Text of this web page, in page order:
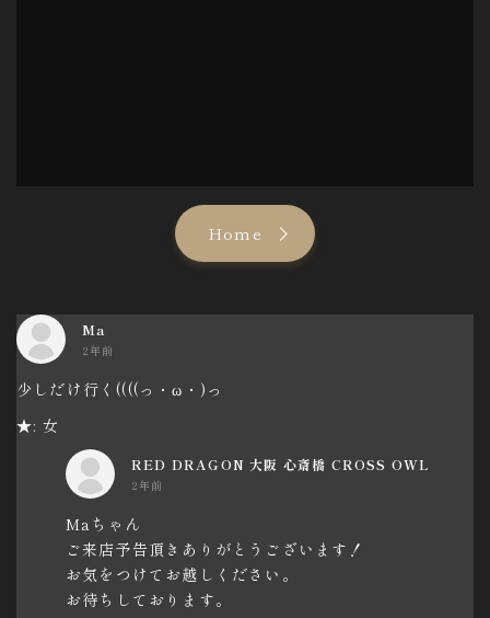
Home
Ma
2年前
少しだけ行く((((っ・ω・)っ
★: 女
RED DRAGON 大阪 心斎橋 CROSS OWL
2年前
Maちゃん
ご来店予告頂きありがとうございます！
お気をつけてお越しください。
お待ちしております。